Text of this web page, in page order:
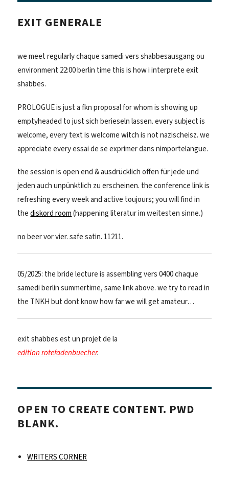
EXIT GENERALE
we meet regularly chaque samedi vers shabbesausgang ou
environment 22:00 berlin time this is how i interprete exit
shabbes.
PROLOGUE is just a fkn proposal for whom is showing up
emptyheaded to just sich berieseln lassen. every subject is
welcome, every text is welcome witch is not nazischeisz. we
appreciate every essai de se exprimer dans nimportelangue.
the session is open end & ausdrücklich offen für jede und
jeden auch unpünktlich zu erscheinen. the conference link is
refreshing every week and active toujours; you will find in
thediskord room (happening literatur im weitesten sinne.)
no beer vor vier. safe satin. 11211.
05/2025: the bride lecture is assembling vers 0400 chaque
samedi berlin summertime, same link above. we try to read in
the TNKH but dont know how far we will get amateur…
exit shabbes est un projet de la
edition rotefadenbuecher.
OPEN TO CREATE CONTENT. PWD
BLANK.
WRITERS CORNER